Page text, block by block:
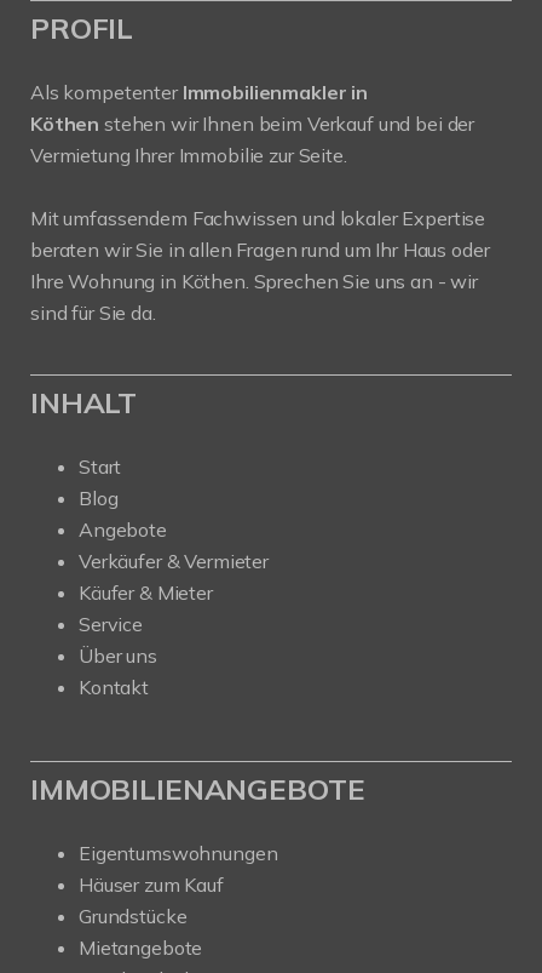
PROFIL
Als kompetenter Immobilienmakler in
Köthen stehen wir Ihnen beim Verkauf und bei der
Vermietung Ihrer Immobilie zur Seite.
Mit umfassendem Fachwissen und lokaler Expertise
beraten wir Sie in allen Fragen rund um Ihr Haus oder
Ihre Wohnung in Köthen. Sprechen Sie uns an - wir
sind für Sie da.
INHALT
Start
Blog
Angebote
Verkäufer & Vermieter
Käufer & Mieter
Service
Über uns
Kontakt
IMMOBILIENANGEBOTE
Eigentumswohnungen
Häuser zum Kauf
Grundstücke
Mietangebote